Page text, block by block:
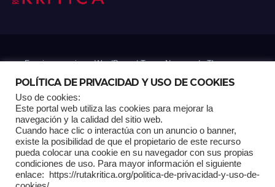
Funciona gracias a WordPress|Tema: Newsup deThemeansar
Home Análisis Carrito RK Contactos Documental Gracias !
Multimedia Página de ejemplo Pagina Principal Pago
POLÍTICA DE PRIVACIDAD Y USO DE COOKIES
Uso de cookies:
Este portal web utiliza las cookies para mejorar la
navegación y la calidad del sitio web.
Cuando hace clic o interactúa con un anuncio o banner,
existe la posibilidad de que el propietario de este recurso
pueda colocar una cookie en su navegador con sus propias
condiciones de uso. Para mayor información el siguiente
enlace: https://rutakritica.org/politica-de-privacidad-y-uso-de-